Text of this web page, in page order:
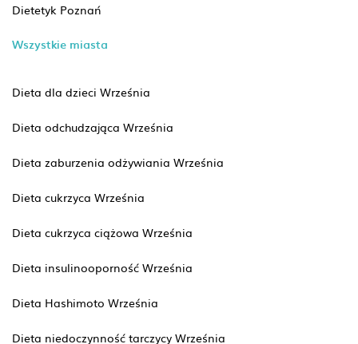
Dietetyk Poznań
Wszystkie miasta
Dieta dla dzieci Września
Dieta odchudzająca Września
Dieta zaburzenia odżywiania Września
Dieta cukrzyca Września
Dieta cukrzyca ciążowa Września
Dieta insulinooporność Września
Dieta Hashimoto Września
Dieta niedoczynność tarczycy Września